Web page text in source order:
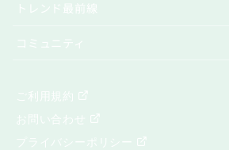
トレンド最前線
コミュニティ
ご利用規約
お問い合わせ
プライバシーポリシー